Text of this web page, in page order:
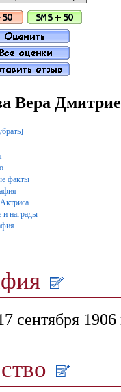
Вера
]
факты
Актриса
и награды
сентября 1906